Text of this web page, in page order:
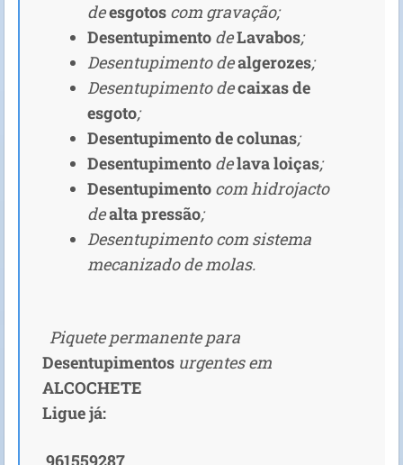
deesgotos com gravação;
Desentupimento deLavabos;
Desentupimento dealgerozes;
Desentupimento decaixas de
esgoto;
Desentupimento de colunas;
Desentupimento delava loiças;
Desentupimento com hidrojacto
dealta pressão;
Desentupimento com sistema
mecanizado de molas.
Piquete permanente para
Desentupimentos urgentes em
ALCOCHETE
Ligue já:
961559287